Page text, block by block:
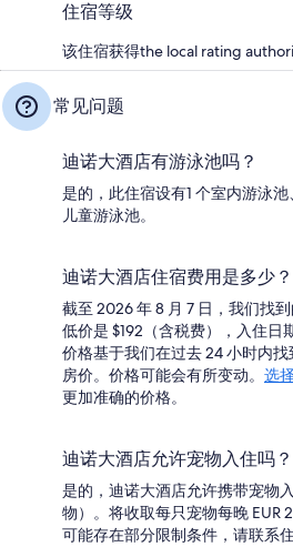
住宿等级
该住宿获得the local rating
常见问题
迪诺大酒店有游泳池吗？
是的，此住宿设有1 个室内游泳
儿童游泳池。
迪诺大酒店住宿费用是多少？
截至 2026 年 8 月 7 日，我们找
低价是 $192（含税费），入住日
价格基于我们在过去 24 小时内
房价。价格可能会有所变动。 选
更加准确的价格。
迪诺大酒店允许宠物入住吗？
是的，迪诺大酒店允许携带宠物
物）。将收取每只宠物每晚 EUR
可能存在部分限制条件，请联系